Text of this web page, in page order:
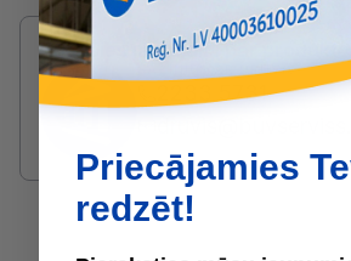
Radušies jautājumi par produktu?
SAZINIES AR DRUVIS:
2233 5731
Priecājamies
redzēt!